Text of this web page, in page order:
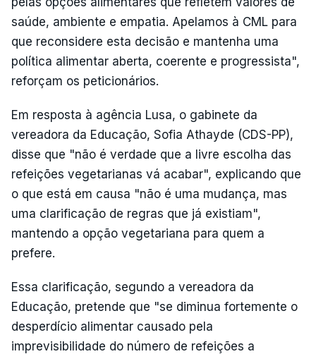
saúde, ambiente e empatia. Apelamos à CML para
que reconsidere esta decisão e mantenha uma
política alimentar aberta, coerente e progressista",
reforçam os peticionários.
Em resposta à agência Lusa, o gabinete da
vereadora da Educação, Sofia Athayde (CDS-PP),
disse que "não é verdade que a livre escolha das
refeições vegetarianas vá acabar", explicando que
o que está em causa "não é uma mudança, mas
uma clarificação de regras que já existiam",
mantendo a opção vegetariana para quem a
prefere.
Essa clarificação, segundo a vereadora da
Educação, pretende que "se diminua fortemente o
desperdício alimentar causado pela
imprevisibilidade do número de refeições a